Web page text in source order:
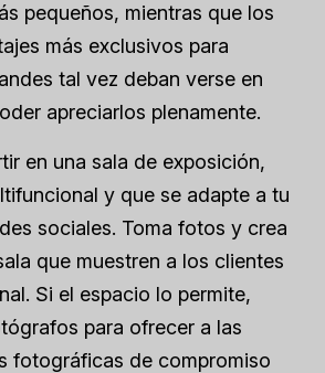
pequeños, mientras que los
más exclusivos para
tal vez deban verse en
apreciarlos plenamente.
en una sala de exposición,
y que se adapte a tu
sociales. Toma fotos y crea
que muestren a los clientes
Si el espacio lo permite,
para ofrecer a las
fotográficas de compromiso